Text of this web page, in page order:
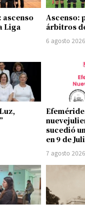
ascenso
Liga
Ascenso:
árbitros
6 agosto 2026
sucedió
en 9 de
7 agosto 2026